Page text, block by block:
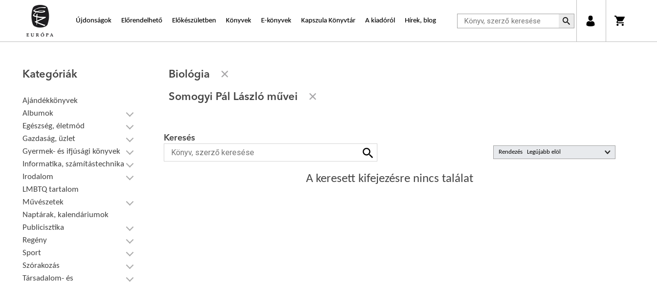
Újdonságok Előrendelhető Előkészületben Könyvek E-könyvek Kapszula Könyvtár A kiadóról Hírek, blog
Kategóriák
Ajándékkönyvek
Albumok
Egészség, életmód
Gazdaság, üzlet
Gyermek- és ifjúsági könyvek
Informatika, számítástechnika
Irodalom
LMBTQ tartalom
Művészetek
Naptárak, kalendáriumok
Publicisztika
Regény
Sport
Szórakozás
Társadalom- és
Biológia
Somogyi Pál László művei
Rendezés
Keresés
A keresett kifejezésre nincs találat